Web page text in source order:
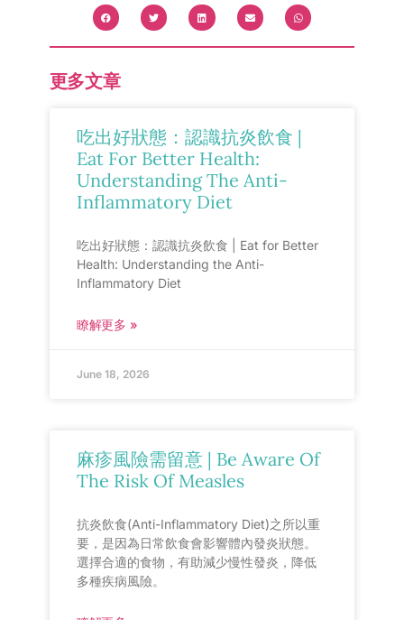
更多文章
吃出好狀態：認識抗炎飲食 |
Eat For Better Health:
Understanding The Anti-
Inflammatory Diet
吃出好狀態：認識抗炎飲食 | Eat for Better
Health: Understanding the Anti-
Inflammatory Diet
瞭解更多 »
June 18, 2026
麻疹風險需留意 | Be Aware Of
The Risk Of Measles
抗炎飲食(Anti-Inflammatory Diet)之所以重
要，是因為日常飲食會影響體內發炎狀態。
選擇合適的食物，有助減少慢性發炎，降低
多種疾病風險。